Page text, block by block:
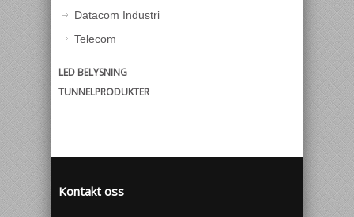
Datacom Industri
Telecom
LED BELYSNING
TUNNELPRODUKTER
Kontakt oss